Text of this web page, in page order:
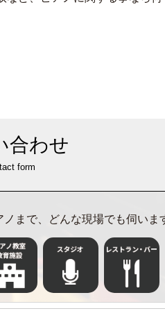
合わせ
form
まで、どんな現場でも伺いま